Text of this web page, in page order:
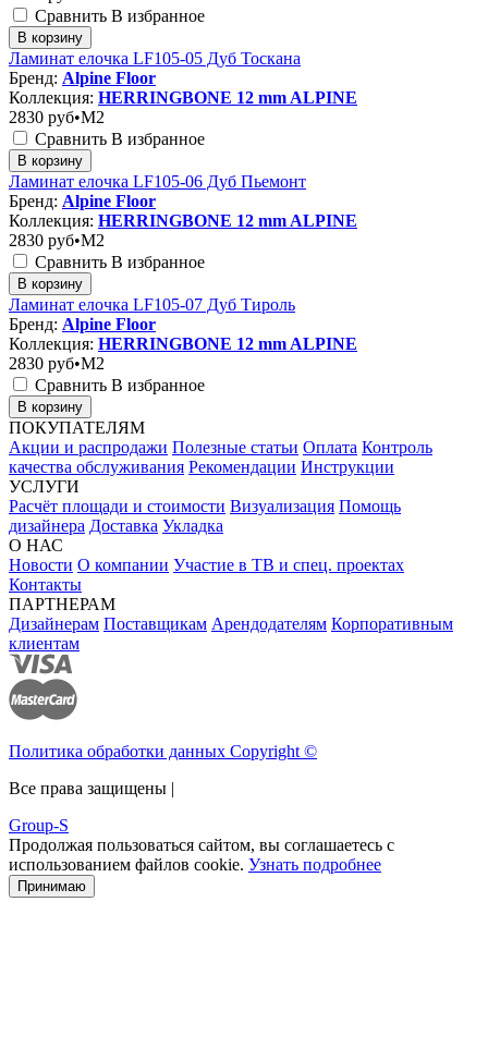
Сравнить В избранное
В корзину
Ламинат елочка LF105-05 Дуб Тоскана
Бренд: Alpine Floor
Коллекция: HERRINGBONE 12 mm ALPINE
2830 руб•M2
Сравнить В избранное
В корзину
Ламинат елочка LF105-06 Дуб Пьемонт
Бренд: Alpine Floor
Коллекция: HERRINGBONE 12 mm ALPINE
2830 руб•M2
Сравнить В избранное
В корзину
Ламинат елочка LF105-07 Дуб Тироль
Бренд: Alpine Floor
Коллекция: HERRINGBONE 12 mm ALPINE
2830 руб•M2
Сравнить В избранное
В корзину
ПОКУПАТЕЛЯМ
Акции и распродажи Полезные статьи Оплата Контроль
качества обслуживания Рекомендации Инструкции
УСЛУГИ
Расчёт площади и стоимости Визуализация Помощь
дизайнера Доставка Укладка
О НАС
Новости О компании Участие в ТВ и спец. проектах
Контакты
ПАРТНЕРАМ
Дизайнерам Поставщикам Арендодателям Корпоративным
клиентам
Политика обработки данных Copyright ©
Все права защищены |
Group-S
Продолжая пользоваться сайтом, вы соглашаетесь с
использованием файлов cookie. Узнать подробнее
Принимаю